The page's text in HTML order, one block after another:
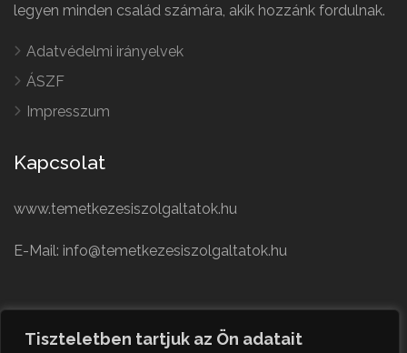
Tiszteletben tartjuk az Ön adatait
legyen minden család számára, akik hozzánk fordulnak.
Adatvédelmi irányelvek
ÁSZF
Impresszum
Kapcsolat
www.temetkezesiszolgaltatok.hu
E-Mail: info@temetkezesiszolgaltatok.hu
German